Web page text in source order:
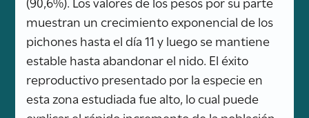
muestran un crecimiento exponencial de los
pichones hasta el día 11 y luego se mantiene
estable hasta abandonar el nido. El éxito
reproductivo presentado por la especie en
esta zona estudiada fue alto, lo cual puede